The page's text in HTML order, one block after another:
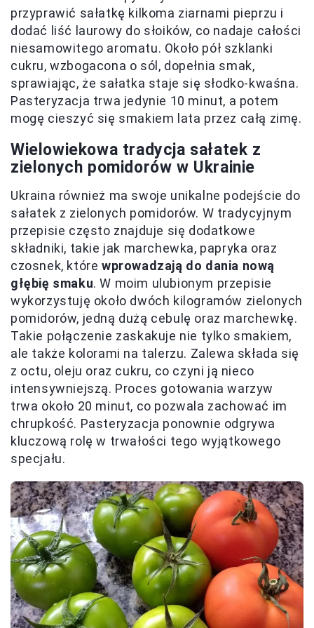
przyprawić sałatkę kilkoma ziarnami pieprzu i
dodać liść laurowy do słoików, co nadaje całości
niesamowitego aromatu. Około pół szklanki
cukru, wzbogacona o sól, dopełnia smak,
sprawiając, że sałatka staje się słodko-kwaśna.
Pasteryzacja trwa jedynie 10 minut, a potem
mogę cieszyć się smakiem lata przez całą zimę.
Wielowiekowa tradycja sałatek z
zielonych pomidorów w Ukrainie
Ukraina również ma swoje unikalne podejście do
sałatek z zielonych pomidorów. W tradycyjnym
przepisie często znajduje się dodatkowe
składniki, takie jak marchewka, papryka oraz
czosnek, które wprowadzają do dania nową
głębię smaku. W moim ulubionym przepisie
wykorzystuję około dwóch kilogramów zielonych
pomidorów, jedną dużą cebulę oraz marchewkę.
Takie połączenie zaskakuje nie tylko smakiem,
ale także kolorami na talerzu. Zalewa składa się
z octu, oleju oraz cukru, co czyni ją nieco
intensywniejszą. Proces gotowania warzyw
trwa około 20 minut, co pozwala zachować im
chrupkość. Pasteryzacja ponownie odgrywa
kluczową rolę w trwałości tego wyjątkowego
specjału.